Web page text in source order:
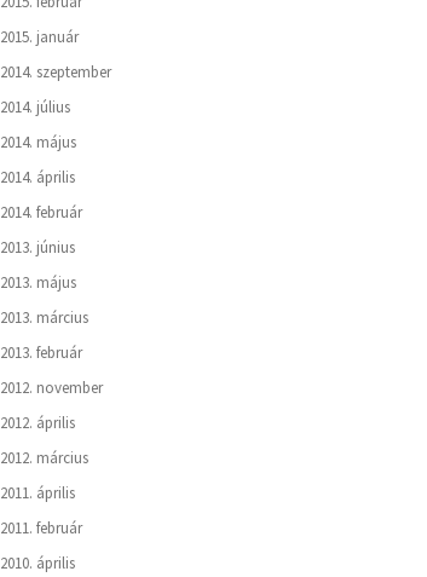
2015. január
2014. szeptember
2014. július
2014. május
2014. április
2014. február
2013. június
2013. május
2013. március
2013. február
2012. november
2012. április
2012. március
2011. április
2011. február
2010. április